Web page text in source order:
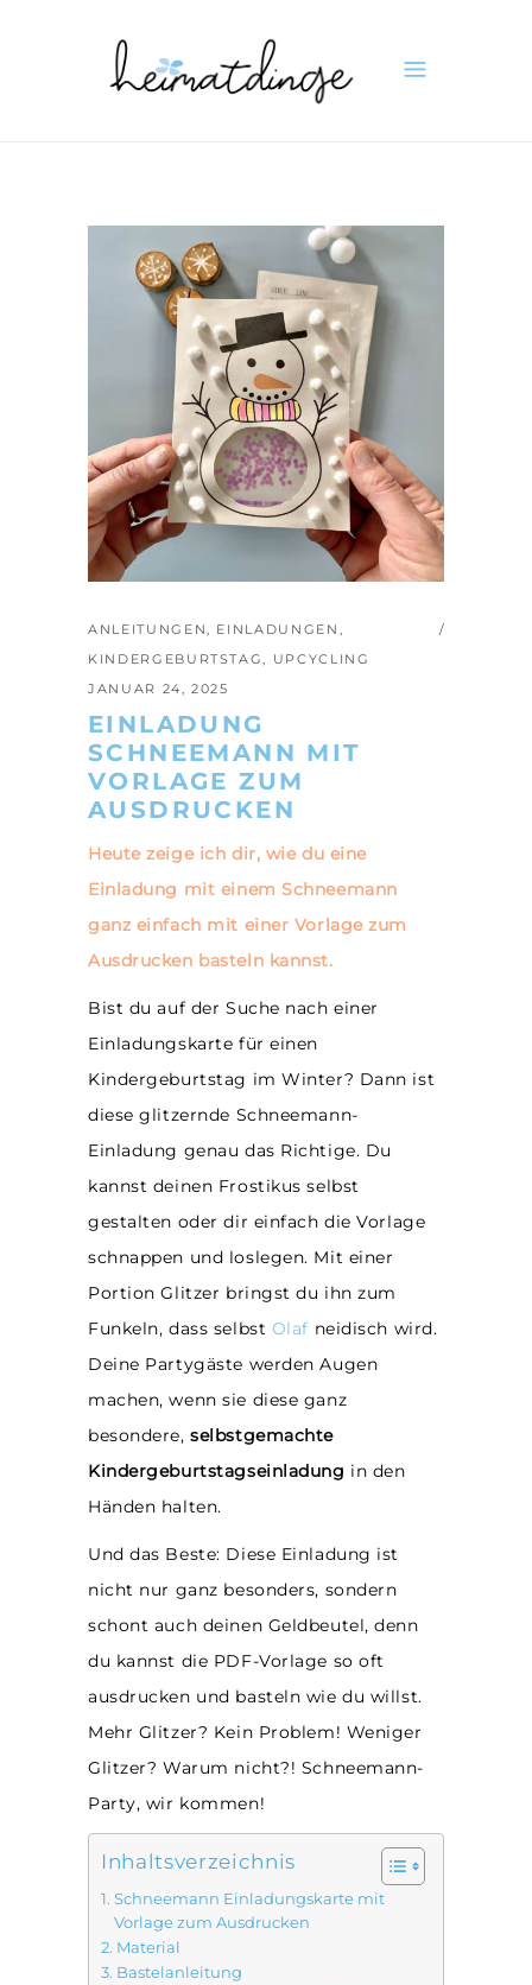
ANLEITUNGEN, EINLADUNGEN ,
KINDERGEBURTSTAG, UPCYCLING
JANUAR 24, 2025
EINLADUNG
SCHNEEMANN MIT
VORLAGE ZUM
AUSDRUCKEN
Heute zeige ich dir, wie du eine
Einladung mit einem Schneemann
ganz einfach mit einer Vorlage zum
Ausdrucken basteln kannst.
Bist du auf der Suche nach einer
Einladungskarte für einen
Kindergeburtstag im Winter? Dann ist
diese glitzernde Schneemann-
Einladung genau das Richtige. Du
kannst deinen Frostikus selbst
gestalten oder dir einfach die Vorlage
schnappen und loslegen. Mit einer
Portion Glitzer bringst du ihn zum
Funkeln, dass selbst Olaf neidisch wird.
Deine Partygäste werden Augen
machen, wenn sie diese ganz
besondere,selbstgemachte
Kindergeburtstagseinladung in den
Händen halten.
Und das Beste: Diese Einladung ist
nicht nur ganz besonders, sondern
schont auch deinen Geldbeutel, denn
du kannst die PDF-Vorlage so oft
ausdrucken und basteln wie du willst.
Mehr Glitzer? Kein Problem! Weniger
Glitzer? Warum nicht?! Schneemann-
Party, wir kommen!
Inhaltsverzeichnis
Schneemann Einladungskarte mit
Vorlage zum Ausdrucken
Material
Bastelanleitung